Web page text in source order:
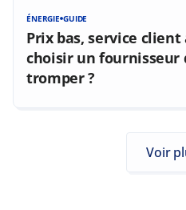
ÉNERGIE GUIDE
Prix bas, service
choisir un fournisseur
tromper ?
Voir